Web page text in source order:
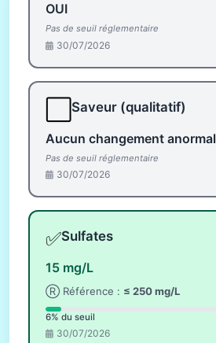
OUI
Pas de seuil réglementaire
30/07/2026
Saveur (qualitatif)
Aucun changement anormal
Pas de seuil réglementaire
30/07/2026
✅Sulfates
15 mg/L
Ⓡ Référence : ≤ 250 mg/L
6% du seuil
30/07/2026